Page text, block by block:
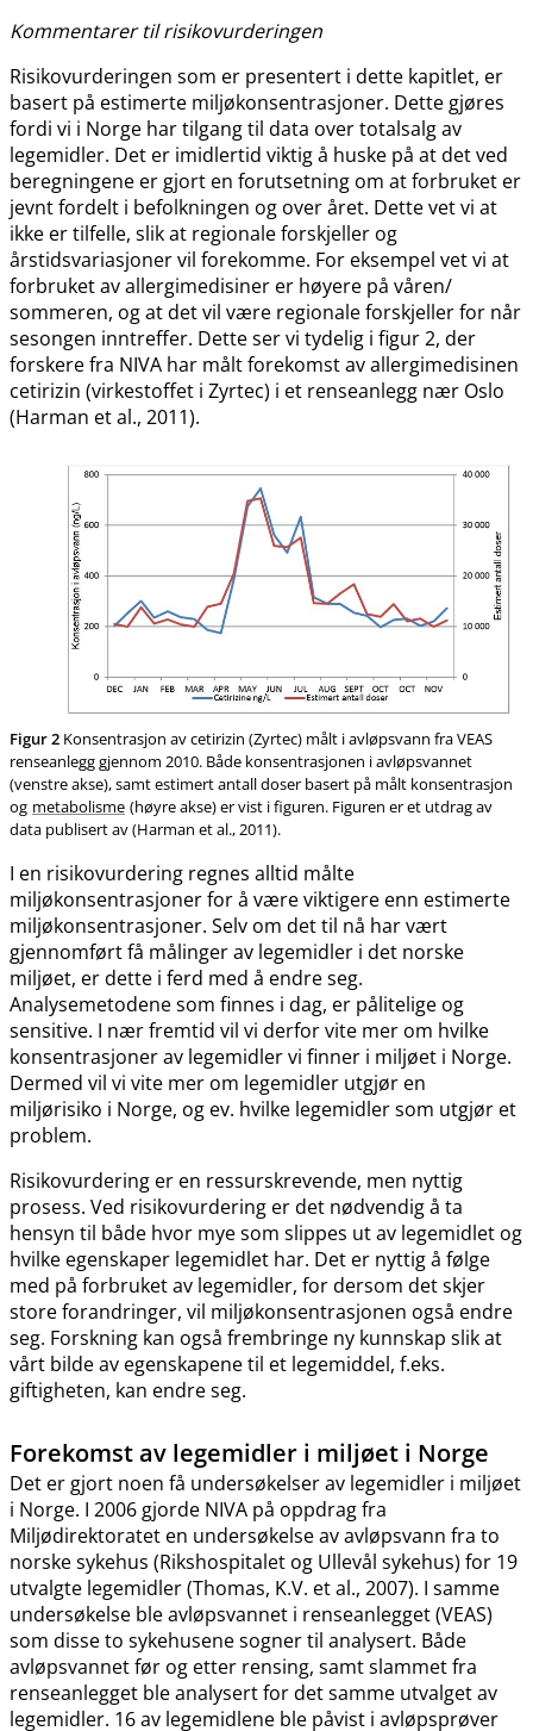
Kommentarer til risikovurderingen
Risikovurderingen som er presentert i dette kapitlet, er
basert på estimerte miljøkonsentrasjoner. Dette gjøres
fordi vi i Norge har tilgang til data over totalsalg av
legemidler. Det er imidlertid viktig å huske på at det ved
beregningene er gjort en forutsetning om at forbruket er
jevnt fordelt i befolkningen og over året. Dette vet vi at
ikke er tilfelle, slik at regionale forskjeller og
årstidsvariasjoner vil forekomme. For eksempel vet vi at
forbruket av allergimedisiner er høyere på våren​​/​​
sommeren, og at det vil være regionale forskjeller for når
sesongen inntreffer. Dette ser vi tydelig i figur 2, der
forskere fra NIVA har målt forekomst av allergimedisinen
cetirizin (virkestoffet i Zyrtec) i et renseanlegg nær Oslo
(Harman et al., 2011).
Figur 2 Konsentrasjon av cetirizin (Zyrtec) målt i avløpsvann fra VEAS
renseanlegg gjennom 2010. Både konsentrasjonen i avløpsvannet
(venstre akse), samt estimert antall doser basert på målt konsentrasjon
og metabolisme (høyre akse) er vist i figuren. Figuren er et utdrag av
data publisert av (Harman et al., 2011).
I en risikovurdering regnes alltid målte
miljøkonsentrasjoner for å være viktigere enn estimerte
miljøkonsentrasjoner. Selv om det til nå har vært
gjennomført få målinger av legemidler i det norske
miljøet, er dette i ferd med å endre seg.
Analysemetodene som finnes i dag, er pålitelige og
sensitive. I nær fremtid vil vi derfor vite mer om hvilke
konsentrasjoner av legemidler vi finner i miljøet i Norge.
Dermed vil vi vite mer om legemidler utgjør en
miljørisiko i Norge, og ev. hvilke legemidler som utgjør et
problem.
Risikovurdering er en ressurskrevende, men nyttig
prosess. Ved risikovurdering er det nødvendig å ta
hensyn til både hvor mye som slippes ut av legemidlet og
hvilke egenskaper legemidlet har. Det er nyttig å følge
med på forbruket av legemidler, for dersom det skjer
store forandringer, vil miljøkonsentrasjonen også endre
seg. Forskning kan også frembringe ny kunnskap slik at
vårt bilde av egenskapene til et legemiddel, f.eks.
giftigheten, kan endre seg.
Forekomst av legemidler i miljøet i Norge
Det er gjort noen få undersøkelser av legemidler i miljøet
i Norge. I 2006 gjorde NIVA på oppdrag fra
Miljødirektoratet en undersøkelse av avløpsvann fra to
norske sykehus (Rikshospitalet og Ullevål sykehus) for 19
utvalgte legemidler (Thomas, K.V. et al., 2007). I samme
undersøkelse ble avløpsvannet i renseanlegget (VEAS)
som disse to sykehusene sogner til analysert. Både
avløpsvannet før og etter rensing, samt slammet fra
renseanlegget ble analysert for det samme utvalget av
legemidler. 16 av legemidlene ble påvist i avløpsprøver